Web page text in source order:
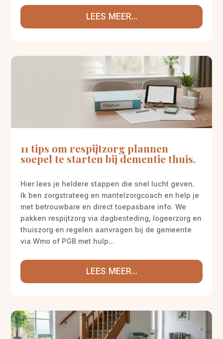
LEES MEER...
11 tips om respijtzorg plannen
soepel te starten bij dementie thuis.
Hier lees je heldere stappen die snel lucht geven.
Ik ben zorgstrateeg en mantelzorgcoach en help je
met betrouwbare en direct toepasbare info. We
pakken respijtzorg via dagbesteding, logeerzorg en
thuiszorg en regelen aanvragen bij de gemeente
via Wmo of PGB met hulp...
LEES MEER...